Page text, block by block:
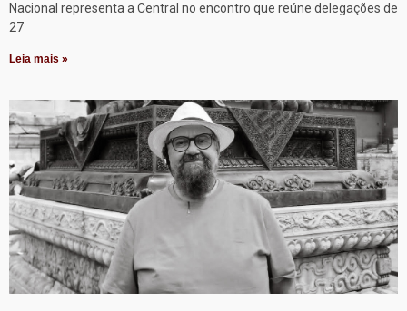
Nacional representa a Central no encontro que reúne delegações de
27
Leia mais »